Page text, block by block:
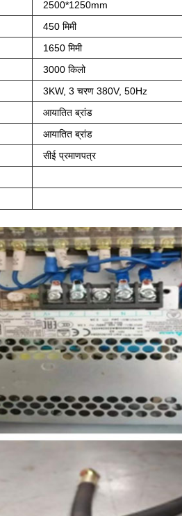
2500*1250mm
450 मिमी
1650 मिमी
3000 किलो
3KW, 3 चरण 380V, 50Hz
आयातित ब्रांड
आयातित ब्रांड
सीई प्रमाणपत्र